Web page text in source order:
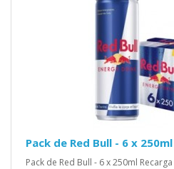
Pack de Red Bull - 6 x 250ml
Pack de Red Bull - 6 x 250ml